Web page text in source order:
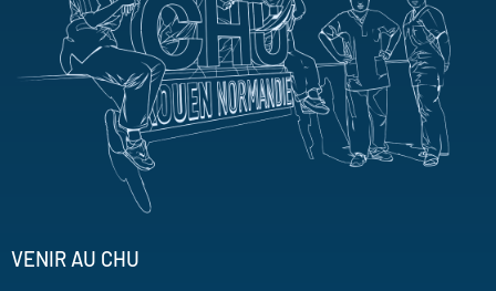
VENIR AU CHU